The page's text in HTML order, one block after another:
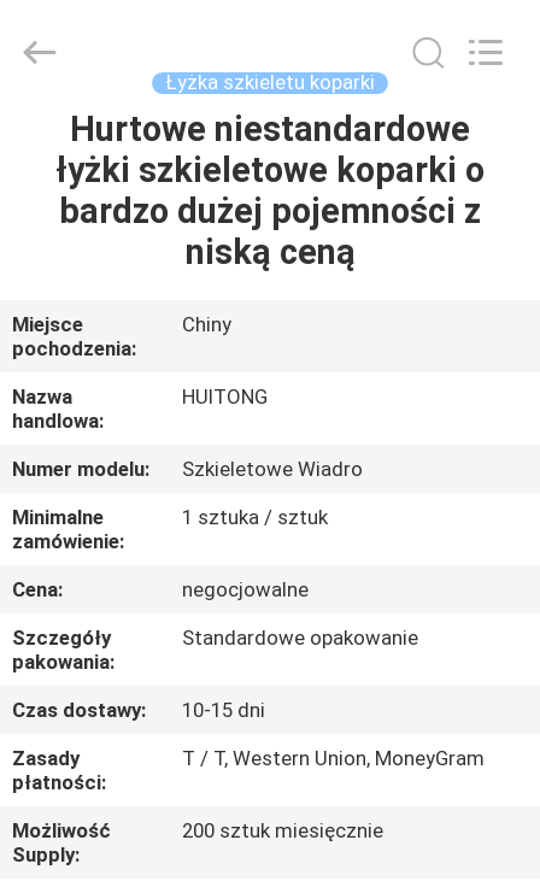
DOMU
POKAZ
VR
O
NAS
WYCIECZKA
PO
FABRYCE
KONTROLA
JAKOŚCI
NOWOŚCI
Łyżka szkieletu koparki
Hurtowe niestandardowe
łyżki szkieletowe koparki o
bardzo dużej pojemności z
niską ceną
Miejsce
pochodzenia:
Chiny
Nazwa
handlowa:
HUITONG
Numer modelu:
Szkieletowe Wiadro
Minimalne
zamówienie:
1 sztuka / sztuk
Cena:
negocjowalne
Szczegóły
pakowania:
Standardowe opakowanie
Czas dostawy:
10-15 dni
Zasady
płatności:
T / T, Western Union, MoneyGram
Możliwość
Supply:
200 sztuk miesięcznie